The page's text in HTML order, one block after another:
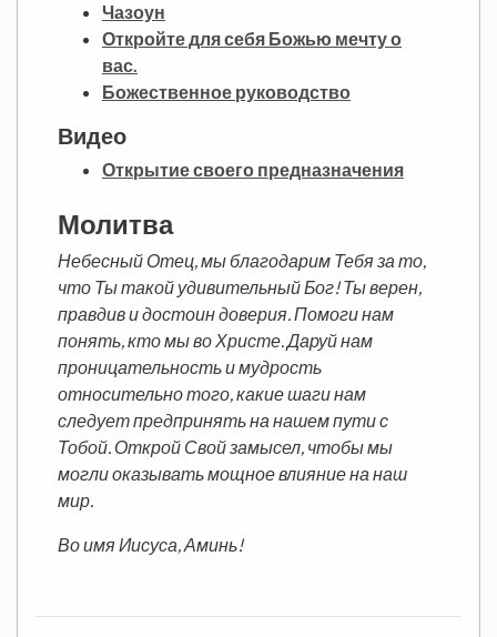
Чазоун
Откройте для себя Божью мечту о
вас.
Божественное руководство
Видео
Открытие своего предназначения
Молитва
Небесный Отец, мы благодарим Тебя за то,
что Ты такой удивительный Бог! Ты верен,
правдив и достоин доверия. Помоги нам
понять, кто мы во Христе. Даруй нам
проницательность и мудрость
относительно того, какие шаги нам
следует предпринять на нашем пути с
Тобой. Открой Свой замысел, чтобы мы
могли оказывать мощное влияние на наш
мир.
Во имя Иисуса, Аминь!